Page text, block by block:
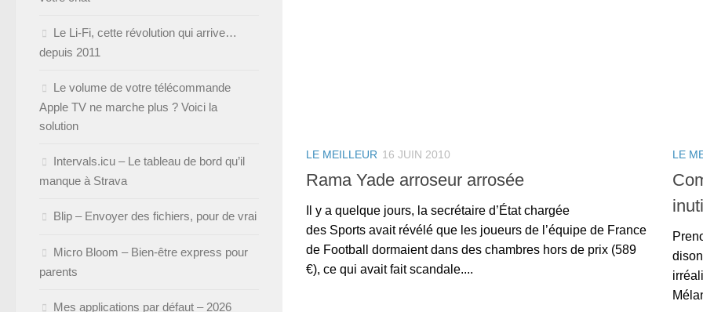
LE MEILLEUR 16 JUIN 2010
Rama Yade arroseur arrosée
Il y a quelque jours, la secrétaire d’État chargée
des Sports avait révélé que les joueurs de l’équipe de France
de Football dormaient dans des chambres hors de prix (589
€), ce qui avait fait scandale....
LE
Le Li-Fi, cette révolution qui arrive…
depuis 2011
Le volume de votre télécommande
Apple TV ne marche plus ? Voici la
solution
Intervals.icu – Le tableau de bord qu’il
manque à Strava
Blip – Envoyer des fichiers, pour de vrai
Micro Bloom – Bien-être express pour
parents
Mes applications par défaut – 2026